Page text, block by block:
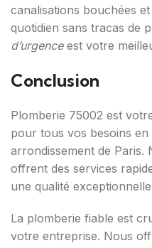
canalisations bouchées
quotidien sans tracas de
d’urgenceest votre
Conclusion
Plomberie 75002 est
pour tous vos besoins en
arrondissement de Paris.
offrent des services
une qualité
La plomberie fiable est
votre entreprise. Nous